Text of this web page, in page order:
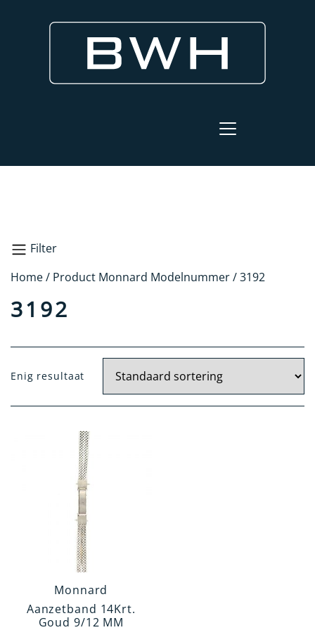
Filter
Zoeken
Goud
Goud / Staal
Aanzetbanden
Milanese Band
Fixoflex
Schakel Band
Home/ Product Monnard Modelnummer / 3192
3192
Enig resultaat
Monnard
Aanzetband 14Krt.
Goud 9/12 MM